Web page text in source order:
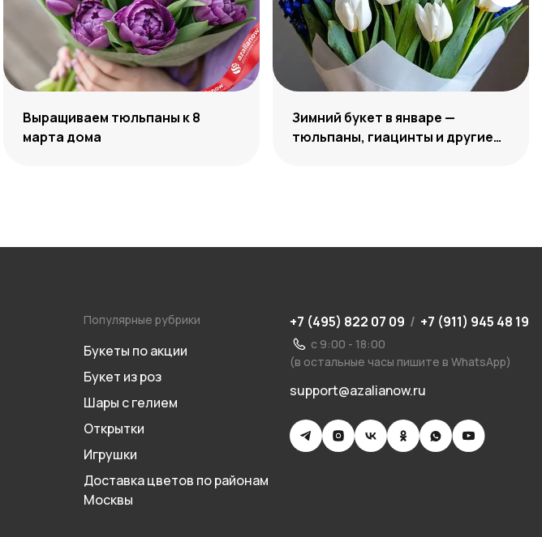
Выращиваем тюльпаны к 8
марта дома
Зимний букет в январе —
тюльпаны, гиацинты и другие
Популярные рубрики
Букеты по акции
Букет из роз
Шары с гелием
Открытки
Игрушки
Доставка цветов по районам
Москвы
+7 (495) 822 07 09 / +7 (911) 945 48 19
с 9:00 - 18:00
(в остальные часы пишите в WhatsApp)
support@azalianow.ru